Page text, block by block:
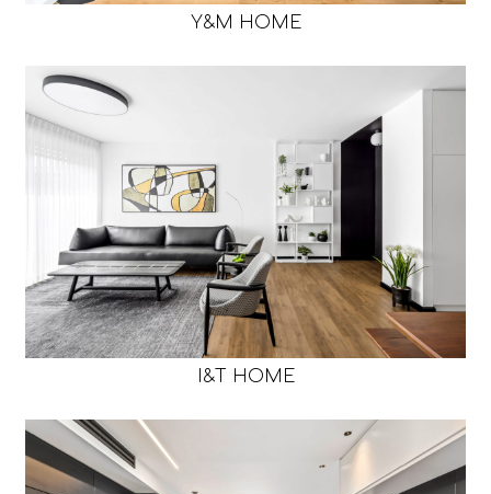
Y&M HOME
I&T HOME